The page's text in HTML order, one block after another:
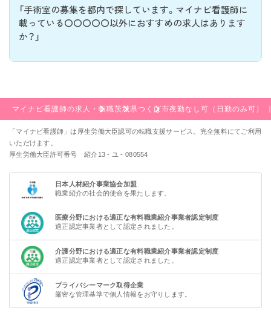
「手術室の募集を都内で探しています。マイナビ看護師に
載っている〇〇〇〇〇以外におすすめの求人はあります
か？」
マイナビ看護師の求人・転職茨城県つくば市夜勤なし可（日勤のみ可）
「マイナビ看護師」は厚生労働大臣認可の転職支援サービス。完全無料にてご利用
いただけます。
厚生労働大臣許可番号 紹介13 - ユ - 080554
日本人材紹介事業協会加盟
職業紹介の社会的使命を果たします。
医療分野における適正な有料職業紹介事業者認定制度
適正認定事業者として認定されました。
介護分野における適正な有料職業紹介事業者認定制度
適正認定事業者として認定されました。
プライバシーマーク取得企業
厳密な管理基準で個人情報をお守りします。